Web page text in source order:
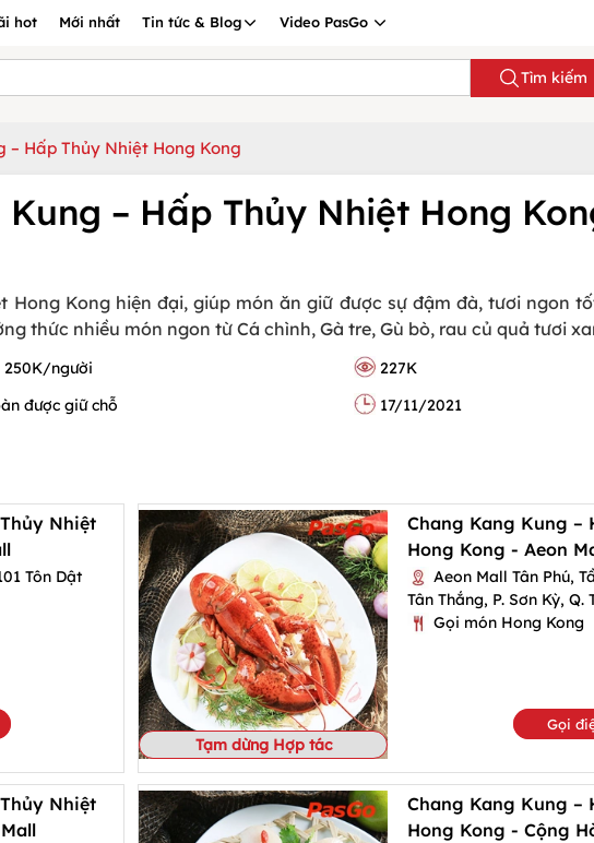
hot Mới nhất Tin tức & Blog Video PasGo
Tìm kiếm
– Hấp Thủy Nhiệt Hong Kong
– Hấp Thủy Nhiệt Hong
Kong hiện đại, giúp món ăn giữ được sự đậm đà, tươi ngon
thức nhiều món ngon từ Cá chình, Gà tre, Gù bò, rau củ quả tươi
người
227K
được giữ chỗ 17/11/2021
Nhiệt
Tôn Dật
Tạm dừng Hợp tác
Chang Kang Kung –
Hong Kong - Aeon
Aeon Mall Tân Phú,
Tân Thắng, P. Sơn Kỳ, Q.
Gọi món Hong Kong
Gọi
Nhiệt
Chang Kang Kung –
Hong Kong - Cộng